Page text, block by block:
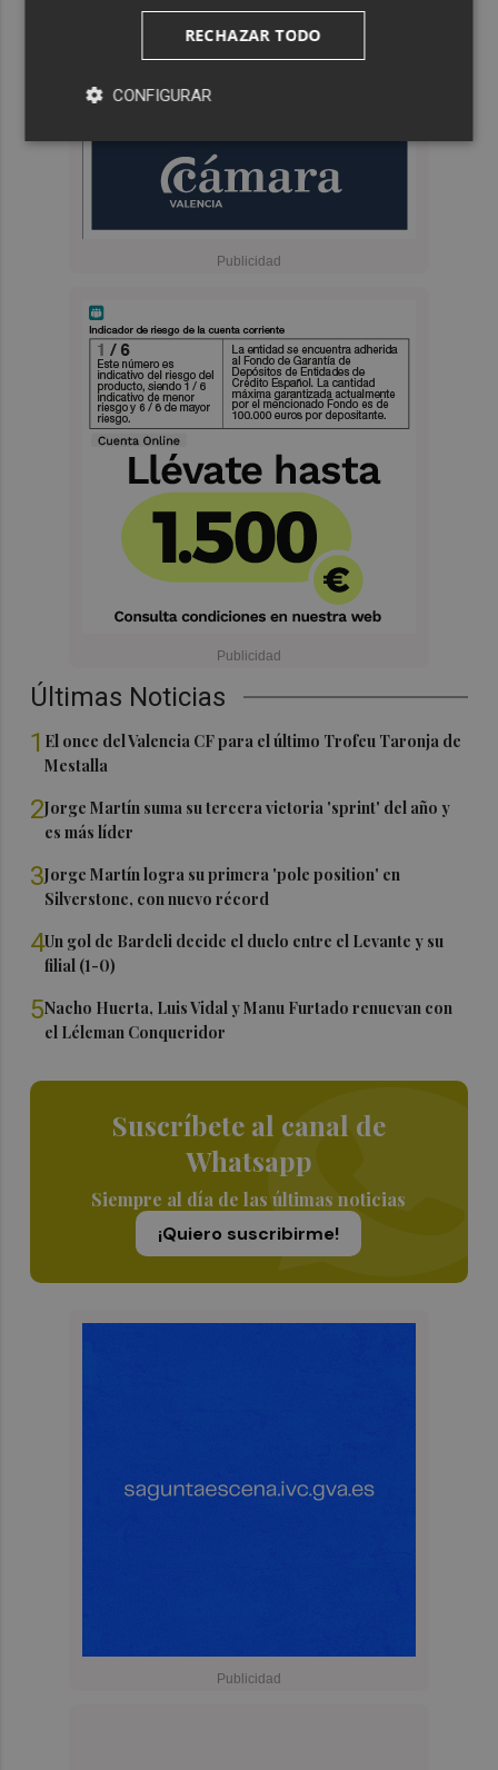
Últimas Noticias
1 El once del Valencia CF para el último Trofeu Taronja de
Mestalla
2Jorge Martín suma su tercera victoria 'sprint' del año y
es más líder
3Jorge Martín logra su primera 'pole position' en
Silverstone, con nuevo récord
4Un gol de Bardeli decide el duelo entre el Levante y su
filial (1-0)
5Nacho Huerta, Luis Vidal y Manu Furtado renuevan con
el Léleman Conqueridor
Suscríbete al canal de
Whatsapp
Siempre al día de las últimas noticias
¡Quiero suscribirme!
RECHAZAR TODO
CONFIGURAR